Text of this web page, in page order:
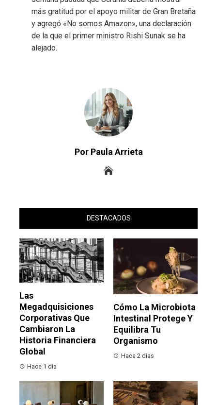
más gratitud por el apoyo militar de Gran Bretaña
y agregó «No somos Amazon», una declaración
de la que el primer ministro Rishi Sunak se ha
alejado.
Por Paula Arrieta
DESTACADOS
Las
Megadquisiciones
Corporativas Que
Cambiaron La
Historia Financiera
Global
Hace 1 día
Cómo La Microbiota
Intestinal Protege Y
Equilibra Tu
Organismo
Hace 2 días